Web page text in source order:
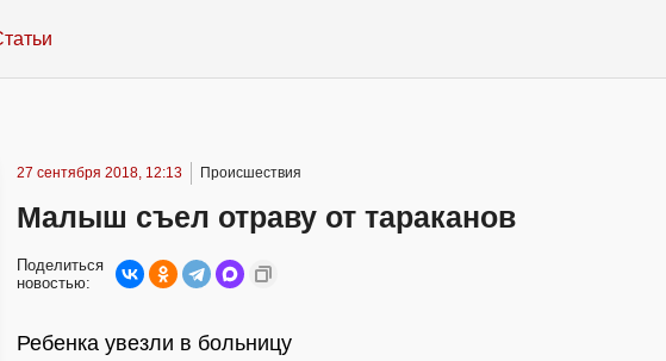
27 сентября 2018, 12:13 Происшествия
Малыш съел отраву от тараканов
Поделиться
новостью:
Ребенка увезли в больницу